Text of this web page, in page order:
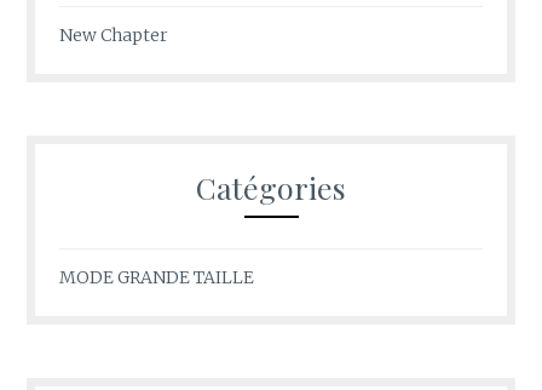
New Chapter
Catégories
MODE GRANDE TAILLE